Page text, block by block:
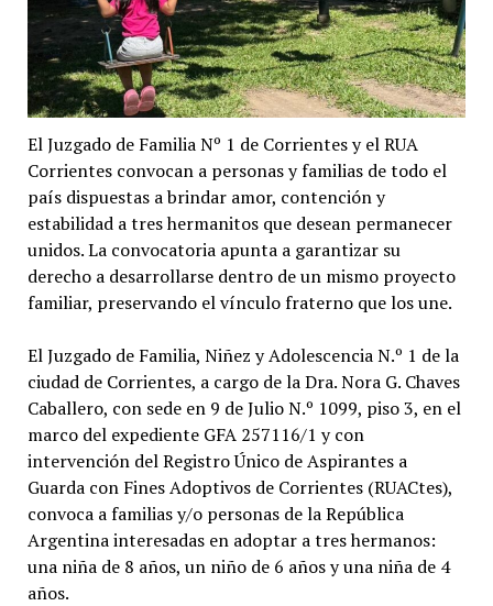
El Juzgado de Familia Nº 1 de Corrientes y el RUA
Corrientes convocan a personas y familias de todo el
país dispuestas a brindar amor, contención y
estabilidad a tres hermanitos que desean permanecer
unidos. La convocatoria apunta a garantizar su
derecho a desarrollarse dentro de un mismo proyecto
familiar, preservando el vínculo fraterno que los une.
El Juzgado de Familia, Niñez y Adolescencia N.º 1 de la
ciudad de Corrientes, a cargo de la Dra. Nora G. Chaves
Caballero, con sede en 9 de Julio N.º 1099, piso 3, en el
marco del expediente GFA 257116/1 y con
intervención del Registro Único de Aspirantes a
Guarda con Fines Adoptivos de Corrientes (RUACtes),
convoca a familias y/o personas de la República
Argentina interesadas en adoptar a tres hermanos:
una niña de 8 años, un niño de 6 años y una niña de 4
años.